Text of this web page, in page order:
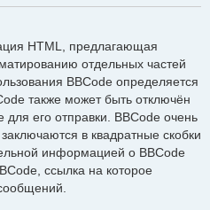
HTML, предлагающая
отдельных частей
BBCode определяется
также может быть отключён
его отправки. BBCode очень
в квадратные скобки
информацией о BBCode
ссылка на которое